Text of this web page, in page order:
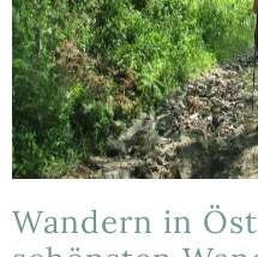
Wandern in